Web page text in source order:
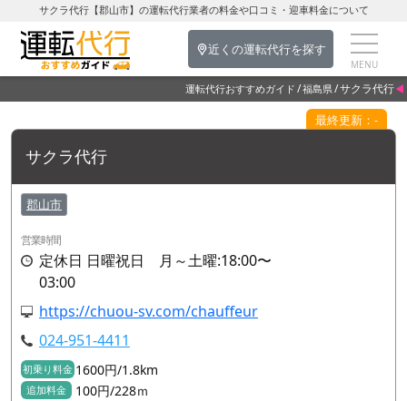
サクラ代行【郡山市】の運転代行業者の料金や口コミ・迎車料金について
近くの運転代行を探す
運転代行おすすめガイド 福島県 サクラ代行
最終更新：-
サクラ代行
郡山市
営業時間
定休日 日曜祝日 月～土曜:18:00〜
03:00
https://chuou-sv.com/chauffeur
024-951-4411
初乗り料金 1600円/1.8km
追加料金 100円/228ｍ